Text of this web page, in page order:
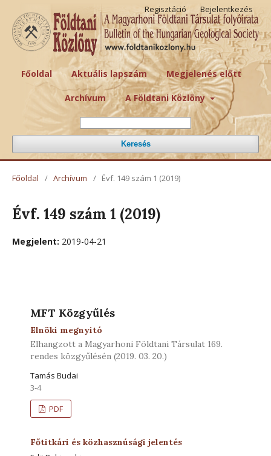
Főoldal Aktuális lapszám Megjelenés előtt
Archívum A Földtani Közlöny
Keresés
Regisztáció Bejelentkezés
Főoldal / Archívum / Évf. 149 szám 1 (2019)
Évf. 149 szám 1 (2019)
Megjelent: 2019-04-21
MFT Közgyűlés
Elnöki megnyitó
Elhangzott a Magyarhoni Földtani Társulat 169.
rendes közgyűlésén (2019. 03. 20.)
Tamás Budai
3-4
PDF
Főtitkári és közhasznúsági jelentés